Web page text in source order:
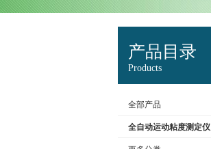
产品目录
Products
全部产品
全自动运动粘度测定仪